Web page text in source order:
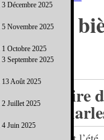
des
Décembre 2025
Novembre 2025
Octobre 2025
Septembre 2025
Août 2025
Juillet 2025
Juin 2025